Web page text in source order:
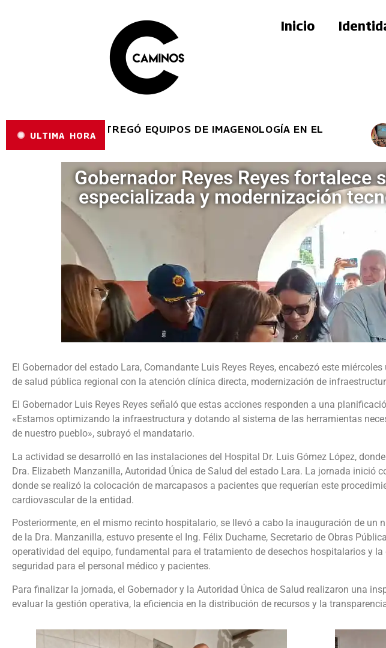
Inicio
ULTIMA HORA
REYES ENTREGÓ EQUIPOS DE IMAGENOLOGÍA EN EL
Gobernador Reyes Reyes fortalece
especializada y modernización
El Gobernador del estado Lara, Comandante Luis Reyes Reyes, encabezó este
de salud pública regional con la atención clínica directa, modernización de
El Gobernador Luis Reyes Reyes señaló que estas acciones responden a una
«Estamos optimizando la infraestructura y dotando al sistema de las herramientas
de nuestro pueblo», subrayó el mandatario.
La actividad se desarrolló en las instalaciones del Hospital Dr. Luis Gómez López,
Dra. Elizabeth Manzanilla, Autoridad Única de Salud del estado Lara. La jornada inició
donde se realizó la colocación de marcapasos a pacientes que requerían este
cardiovascular de la entidad.
Posteriormente, en el mismo recinto hospitalario, se llevó a cabo la inauguración de un
de la Dra. Manzanilla, estuvo presente el Ing. Félix Ducharne, Secretario de Obras
operatividad del equipo, fundamental para el tratamiento de desechos hospitalarios y
seguridad para el personal médico y pacientes.
Para finalizar la jornada, el Gobernador y la Autoridad Única de Salud realizaron una
evaluar la gestión operativa, la eficiencia en la distribución de recursos y la